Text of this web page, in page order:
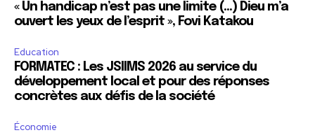
« Un handicap n’est pas une limite (…) Dieu m’a
ouvert les yeux de l’esprit », Fovi Katakou
Education
FORMATEC : Les JSIIMS 2026 au service du
développement local et pour des réponses
concrètes aux défis de la société
Économie